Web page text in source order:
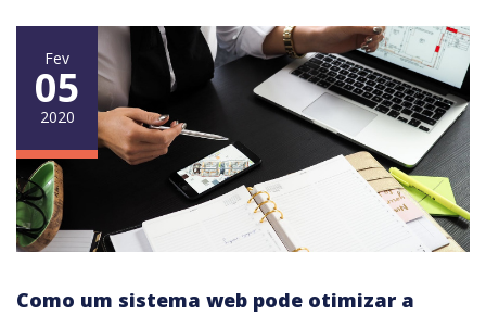
Fev
05
2020
Como um sistema web pode otimizar a